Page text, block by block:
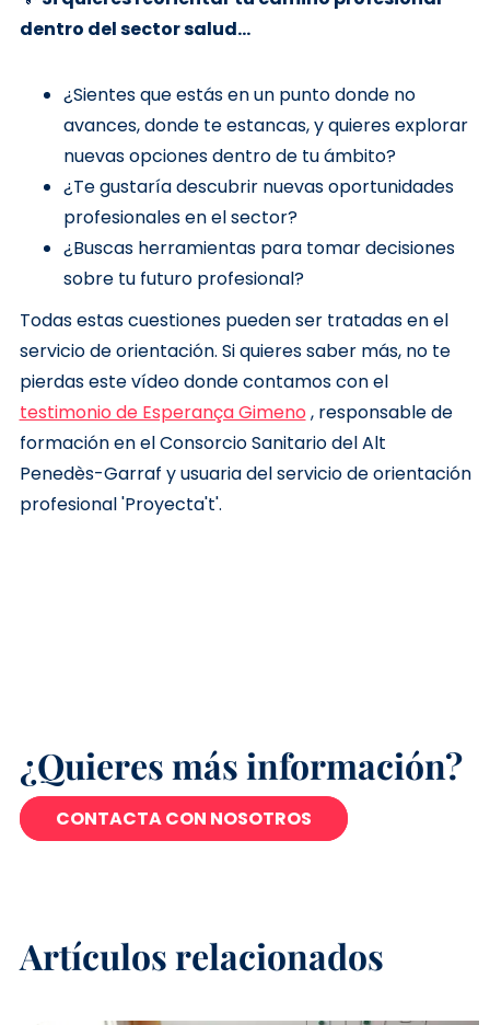
dentro del sector salud...
¿Sientes que estás en un punto donde no
avances, donde te estancas, y quieres explorar
nuevas opciones dentro de tu ámbito?
¿Te gustaría descubrir nuevas oportunidades
profesionales en el sector?
¿Buscas herramientas para tomar decisiones
sobre tu futuro profesional?
Todas estas cuestiones pueden ser tratadas en el
servicio de orientación. Si quieres saber más, no te
pierdas este vídeo donde contamos con el
testimonio de Esperança Gimeno , responsable de
formación en el Consorcio Sanitario del Alt
Penedès-Garraf y usuaria del servicio de orientación
profesional 'Proyecta't'.
¿Quieres más información?
CONTACTA CON NOSOTROS
Artículos relacionados